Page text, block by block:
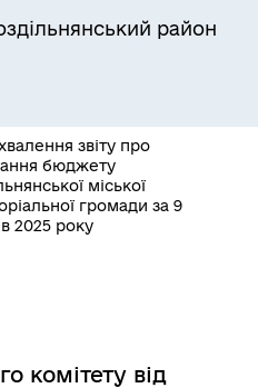
район
звіту про
бюджету
міської
громади за 9
2025 року
комітету від